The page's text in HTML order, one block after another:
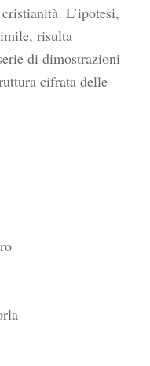
L’ipotesi,
risulta
di dimostrazioni
cifrata delle